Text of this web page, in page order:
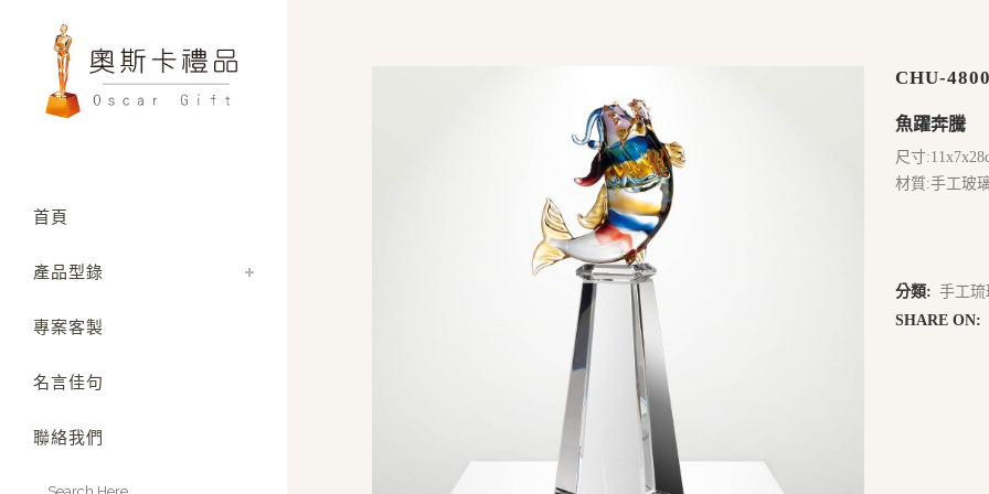
首頁
產品型錄
專案客製
名言佳句
聯絡我們
CHU-
魚躍奔騰
尺寸
材質:手工玻
分類: 手工琉
SHARE ON: